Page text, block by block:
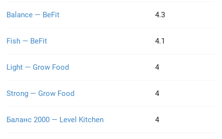
Balance — BeFit 4.3
Fish — BeFit 4.1
Light — Grow Food 4
Strong — Grow Food 4
Баланс 2000 — Level Kitchen 4